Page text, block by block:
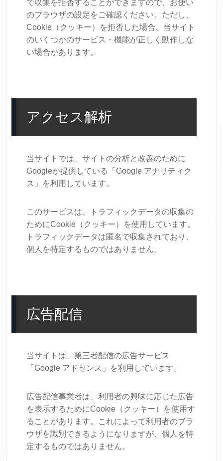
で収集を拒否することができますので、お使い
のブラウザの設定をご確認ください。ただし、
Cookie（クッキー）を拒否した場合、当サイト
のいくつかのサービス・機能が正しく動作しな
い場合があります。
アクセス解析
当サイトでは、サイトの分析と改善のために
Googleが提供している「Google アナリティク
ス」を利用しています。
このサービスは、トラフィックデータの収集の
ためにCookie（クッキー）を使用しています。
トラフィックデータは匿名で収集されており、
個人を特定するものではありません。
広告配信
当サイトは、第三者配信の広告サービス
「Google アドセンス」を利用しています。
広告配信事業者は、利用者の興味に応じた広告
を表示するためにCookie（クッキー）を使用す
ることがあります。これによって利用者のブラ
ウザを識別できるようになりますが、個人を特
定するものではありません。